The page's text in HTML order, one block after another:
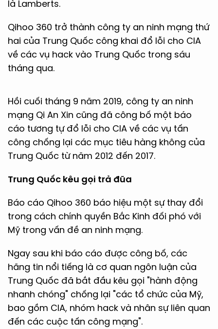
là Lamberts.
Qihoo 360 trở thành công ty an ninh mạng thứ
hai của Trung Quốc công khai đổ lỗi cho CIA
về các vụ hack vào Trung Quốc trong sáu
tháng qua.
Hồi cuối tháng 9 năm 2019, công ty an ninh
mạng Qi An Xin cũng đã công bố một báo
cáo tương tự đổ lỗi cho CIA về các vụ tấn
công chống lại các mục tiêu hàng không của
Trung Quốc từ năm 2012 đến 2017.
Trung Quốc kêu gọi trả đũa
Báo cáo Qihoo 360 báo hiệu một sự thay đổi
trong cách chính quyền Bắc Kinh đối phó với
Mỹ trong vấn đề an ninh mạng.
Ngay sau khi báo cáo được công bố, các
hãng tin nổi tiếng là cơ quan ngôn luận của
Trung Quốc đã bắt đầu kêu gọi "hành động
nhanh chóng" chống lại "các tổ chức của Mỹ,
bao gồm CIA, nhóm hack và nhân sự liên quan
đến các cuộc tấn công mạng".